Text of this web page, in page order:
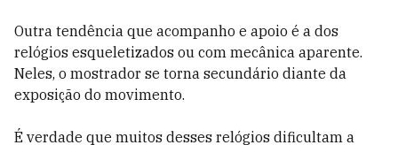
Outra tendência que acompanho e apoio é a dos
relógios esqueletizados ou com mecânica aparente.
Neles, o mostrador se torna secundário diante da
exposição do movimento.
É verdade que muitos desses relógios dificultam a